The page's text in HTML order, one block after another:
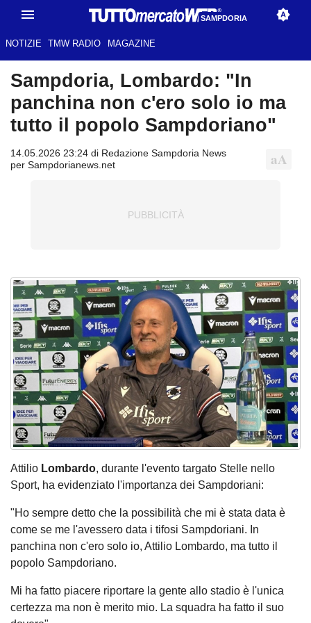
SAMPDORIA
NOTIZIE TMW RADIO MAGAZINE
Sampdoria, Lombardo: "In
panchina non c'ero solo io ma
tutto il popolo Sampdoriano"
14.05.2026 23:24 di Redazione Sampdoria News
per Sampdorianews.net
Attilio Lombardo, durante l'evento targato Stelle nello
Sport, ha evidenziato l'importanza dei Sampdoriani:
"Ho sempre detto che la possibilità che mi è stata data è
come se me l'avessero data i tifosi Sampdoriani. In
panchina non c'ero solo io, Attilio Lombardo, ma tutto il
popolo Sampdoriano.
Mi ha fatto piacere riportare la gente allo stadio è l'unica
certezza ma non è merito mio. La squadra ha fatto il suo